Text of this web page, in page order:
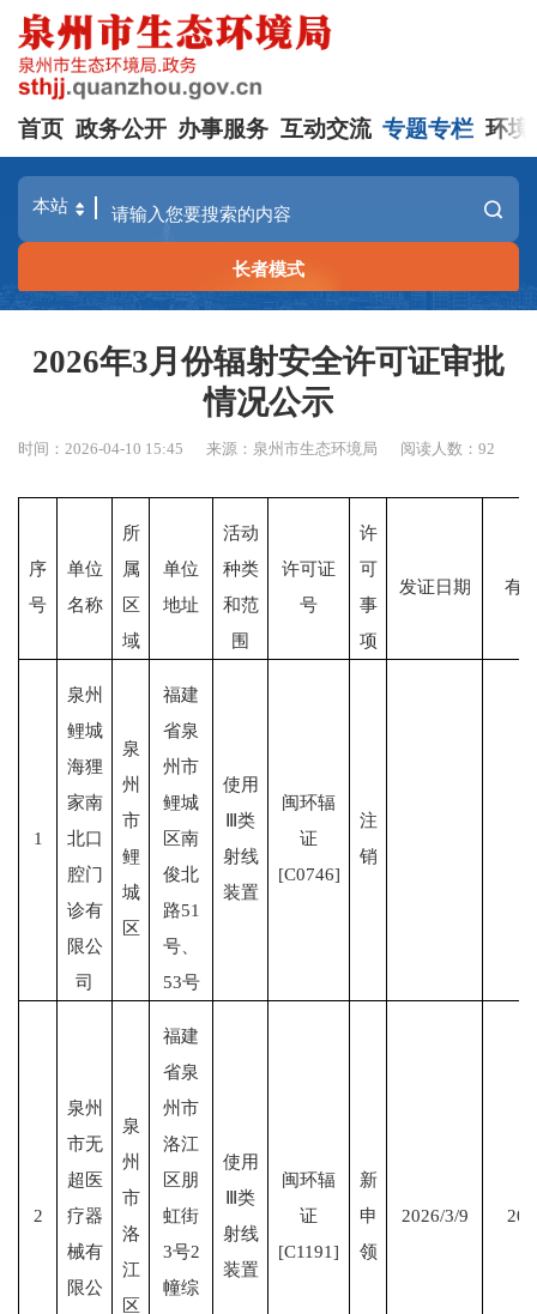
首页 政务公开 办事服务 互动交流 专题专栏 环境
长者模式
2026年3月份辐射安全许可证审批
情况公示
时间：2026-04-10 15:45 来源：泉州市生态环境局 阅读人数：92
序
号
单位
名称
所
属
区
域
单位
地址
活动
种类
和范
围
许可证
号
许
可
事
项
发证日期 有
1
泉州
鲤城
海狸
家南
北口
腔门
诊有
限公
司
泉
州
市
鲤
城
区
福建
省泉
州市
鲤城
区南
俊北
路51
号、
53号
使用
Ⅲ类
射线
装置
闽环辐
证
[C0746]
注
销
2
泉州
市无
超医
疗器
械有
限公
泉
州
市
洛
江
区
福建
省泉
州市
洛江
区朋
虹街
3号2
幢综
使用
Ⅲ类
射线
装置
闽环辐
证
[C1191]
新
申
领
2026/3/9